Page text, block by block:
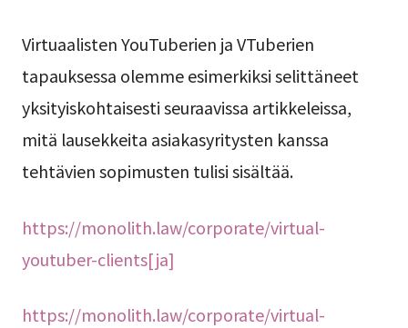
Virtuaalisten YouTuberien ja VTuberien
tapauksessa olemme esimerkiksi selittäneet
yksityiskohtaisesti seuraavissa artikkeleissa,
mitä lausekkeita asiakasyritysten kanssa
tehtävien sopimusten tulisi sisältää.
https://monolith.law/corporate/virtual-
youtuber-clients[ja]
https://monolith.law/corporate/virtual-